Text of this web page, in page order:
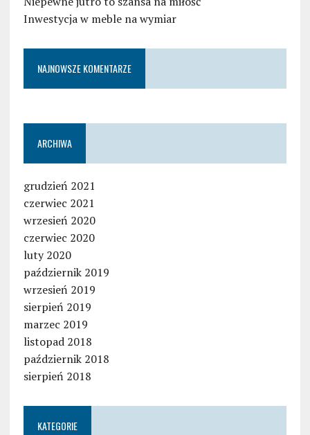
Inwestycja w meble na wymiar
NAJNOWSZE KOMENTARZE
ARCHIWA
grudzień 2021
czerwiec 2021
wrzesień 2020
czerwiec 2020
luty 2020
październik 2019
wrzesień 2019
sierpień 2019
marzec 2019
listopad 2018
październik 2018
sierpień 2018
KATEGORIE